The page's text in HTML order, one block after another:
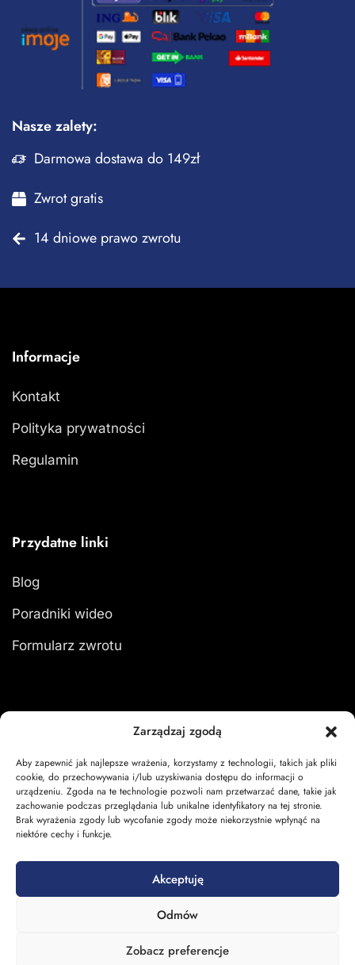
Zarządzaj zgodą
Aby zapewnić jak najlepsze wrażenia, korzystamy z technologii, takich jak pliki
cookie, do przechowywania i/lub uzyskiwania dostępu do informacji o
urządzeniu. Zgoda na te technologie pozwoli nam przetwarzać dane, takie jak
zachowanie podczas przeglądania lub unikalne identyfikatory na tej stronie.
Brak wyrażenia zgody lub wycofanie zgody może niekorzystnie wpłynąć na
niektóre cechy i funkcje.
Akceptuję
Odmów
Zobacz preferencje
Nasze zalety:
Darmowa dostawa do 149zł
Zwrot gratis
14 dniowe prawo zwrotu
Informacje
Kontakt
Polityka prywatności
Regulamin
Przydatne linki
Blog
Poradniki wideo
Formularz zwrotu
Zaloguj się
Moje zamówienia
Koszyk